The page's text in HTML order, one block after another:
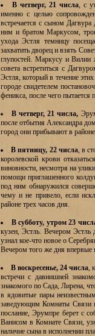
В четверг, 21 числа, с
именно с целью
встречается с сыном
ним и братом Маркусом,
ухода Эстля темницу
захватить дворец и взять
глупостей. Маркусу и Вилии
совета встретиться с
Эстля, который в течение
городе свидетелем
феникса, после чего пытается
В четверг, 21 числа,
после отбытия Александра
город они прибывают в
В пятницу, 22 числа, в
королевской крови
виновности, несмотря на
помощи приглашенного
под ним обнаружился
чему и не привело, если
районе трех часов дня.
В субботу, утром 23
кузен, Эстль. Вечером Эстль
узнал кое-что новое о
Вечером того же дня впервые
В воскресенье, 24 числа,
встречи с давнишней
знакомого по Сада, Лирена,
в ядовитые пары
заведующим Комнаты Связи
послание, Эрумпре берет с
Ванисом в Комнате Связи,
наличие сына в исполнении